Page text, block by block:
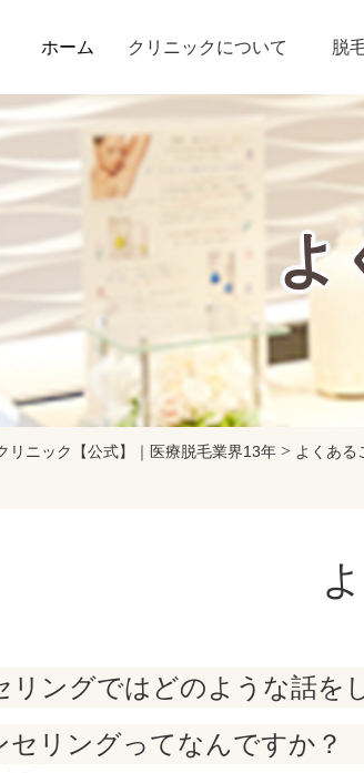
ホーム クリニックについて 脱
よ
リニック【公式】｜医療脱毛業界13年 > よくある
リングではどのような話を
セリングってなんですか？